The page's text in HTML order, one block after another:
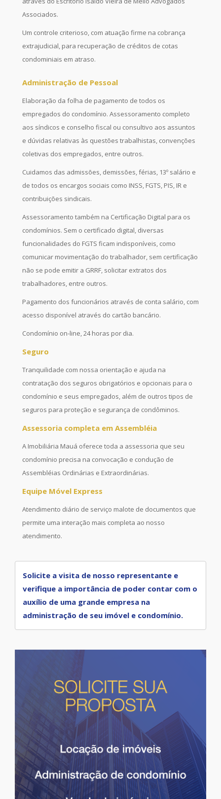
Associados.
Um controle criterioso, com atuação firme na cobrança
extrajudicial, para recuperação de créditos de cotas
condominiais em atraso.
Administração de Pessoal
Elaboração da folha de pagamento de todos os
empregados do condomínio. Assessoramento completo
aos síndicos e conselho fiscal ou consultivo aos assuntos
e dúvidas relativas às questões trabalhistas, convenções
coletivas dos empregados, entre outros.
Cuidamos das admissões, demissões, férias, 13º salário e
de todos os encargos sociais como INSS, FGTS, PIS, IR e
contribuições sindicais.
Assessoramento também na Certificação Digital para os
condomínios. Sem o certificado digital, diversas
funcionalidades do FGTS ficam indisponíveis, como
comunicar movimentação do trabalhador, sem certificação
não se pode emitir a GRRF, solicitar extratos dos
trabalhadores, entre outros.
Pagamento dos funcionários através de conta salário, com
acesso disponível através do cartão bancário.
Condomínio on-line, 24 horas por dia.
Seguro
Tranquilidade com nossa orientação e ajuda na
contratação dos seguros obrigatórios e opcionais para o
condomínio e seus empregados, além de outros tipos de
seguros para proteção e segurança de condôminos.
Assessoria completa em Assembléia
A Imobiliária Mauá oferece toda a assessoria que seu
condomínio precisa na convocação e condução de
Assembléias Ordinárias e Extraordinárias.
Equipe Móvel Express
Atendimento diário de serviço malote de documentos que
permite uma interação mais completa ao nosso
atendimento.
Solicite a visita de nosso representante e
verifique a importância de poder contar com o
auxílio de uma grande empresa na
administração de seu imóvel e condomínio.